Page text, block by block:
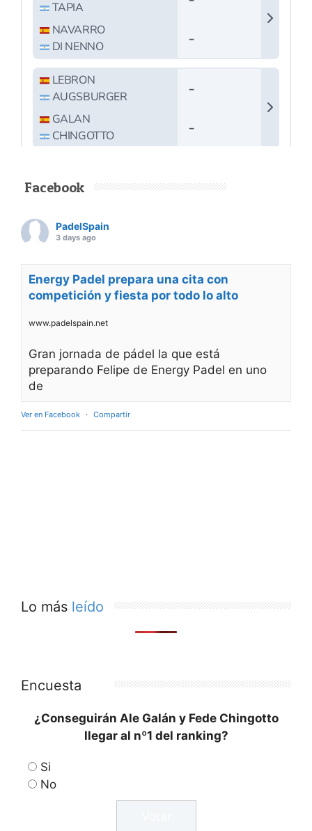
Facebook
PadelSpain
3 days ago
Energy Padel prepara una cita con
competición y fiesta por todo lo alto
www.padelspain.net
Gran jornada de pádel la que está
preparando Felipe de Energy Padel en uno
de
Ver en Facebook · Compartir
Lo más leído
Encuesta
¿Conseguirán Ale Galán y Fede Chingotto
llegar al nº1 del ranking?
Si
No